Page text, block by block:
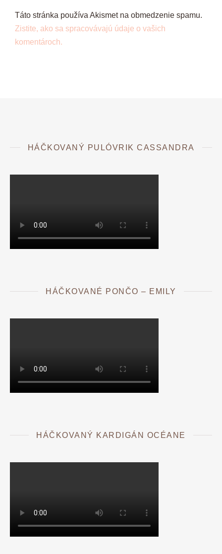
Táto stránka používa Akismet na obmedzenie spamu.
Zistite, ako sa spracovávajú údaje o vašich
komentároch.
HÁČKOVANÝ PULÓVRIK CASSANDRA
HÁČKOVANÉ PONČO – EMILY
HÁČKOVANÝ KARDIGÁN OCÉANE